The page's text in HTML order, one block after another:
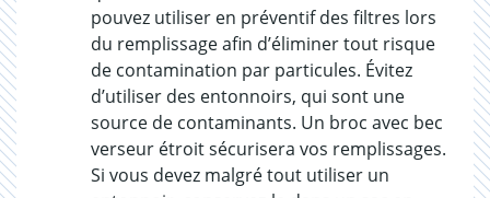
pouvez utiliser en préventif des filtres lors
du remplissage afin d’éliminer tout risque
de contamination par particules. Évitez
d’utiliser des entonnoirs, qui sont une
source de contaminants. Un broc avec bec
verseur étroit sécurisera vos remplissages.
Si vous devez malgré tout utiliser un